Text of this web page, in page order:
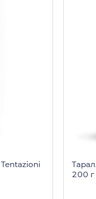
200 г